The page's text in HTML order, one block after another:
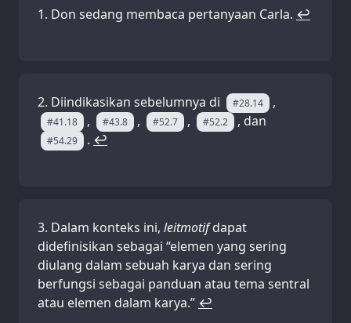
Don sedang membaca pertanyaan Carla. ↩
Diindikasikan sebelumnya di #28.14 ,
#41.18 , #43.8 , #52.7 , #52.2 , dan
#54.29 . ↩
Dalam konteks ini, leitmotifdapat
didefinisikan sebagai “elemen yang sering
diulang dalam sebuah karya dan sering
berfungsi sebagai panduan atau tema sentral
atau elemen dalam karya.” ↩